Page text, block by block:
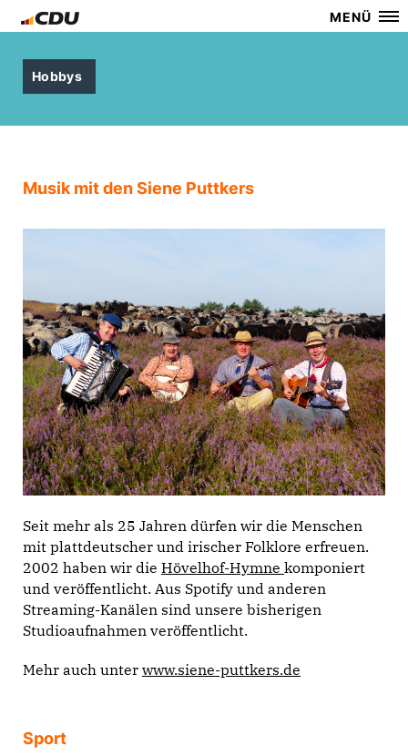
MENÜ
Hobbys
Musik mit den Siene Puttkers
Seit mehr als 25 Jahren dürfen wir die Menschen
mit plattdeutscher und irischer Folklore erfreuen.
2002 haben wir die Hövelhof-Hymne komponiert
und veröffentlicht. Aus Spotify und anderen
Streaming-Kanälen sind unsere bisherigen
Studioaufnahmen veröffentlicht.
Mehr auch unter www.siene-puttkers.de
Sport